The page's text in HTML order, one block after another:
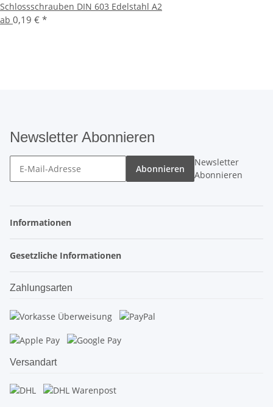
Schlossschrauben DIN 603 Edelstahl A2
ab 0,19 € *
Newsletter Abonnieren
Abonnieren
Newsletter
Abonnieren
Informationen
Gesetzliche Informationen
Zahlungsarten
Versandart